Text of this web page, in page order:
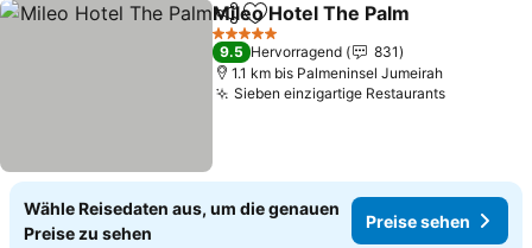
TeilenZu Favoriten hinzufügen
Mileo Hotel The Palm
5 Sterne
9.5 Hervorragend
831
1.1 km bis Palmeninsel Jumeirah
Sieben einzigartige Restaurants
Wähle Reisedaten aus, um die genauen
Preise zu sehen
Preise sehen